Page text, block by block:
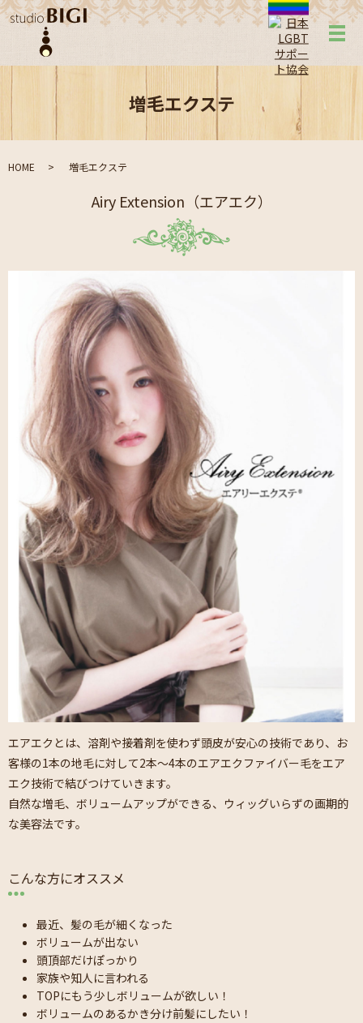
メ
増毛エクステ
HOME 増毛エクステ
Airy Extension（エアエク）
エアエクとは、溶剤や接着剤を使わず頭皮が安心の技術であり、お
客様の1本の地毛に対して2本～4本のエアエクファイバー毛をエア
エク技術で結びつけていきます。
自然な増毛、ボリュームアップができる、ウィッグいらずの画期的
な美容法です。
こんな方にオススメ
最近、髪の毛が細くなった
ボリュームが出ない
頭頂部だけぽっかり
家族や知人に言われる
TOPにもう少しボリュームが欲しい！
ボリュームのあるかき分け前髪にしたい！